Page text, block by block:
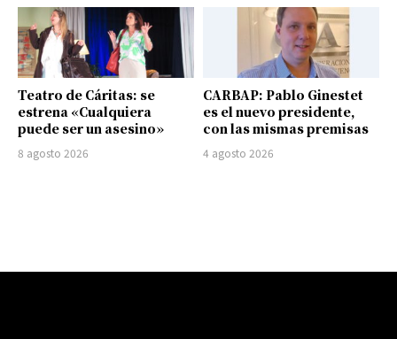
Teatro de Cáritas: se
estrena «Cualquiera
puede ser un asesino»
8 agosto 2026
CARBAP: Pablo Ginestet
es el nuevo presidente,
con las mismas premisas
4 agosto 2026